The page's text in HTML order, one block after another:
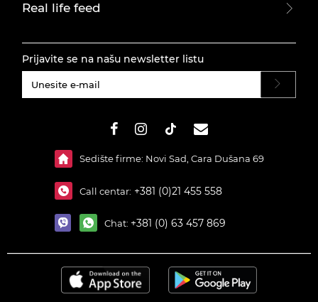
Real life feed
Prijavite se na našu newsletter listu
Sedište firme: Novi Sad, Cara Dušana 69
Call centar: +381 (0)21 455 558
Chat: +381 (0) 63 457 869